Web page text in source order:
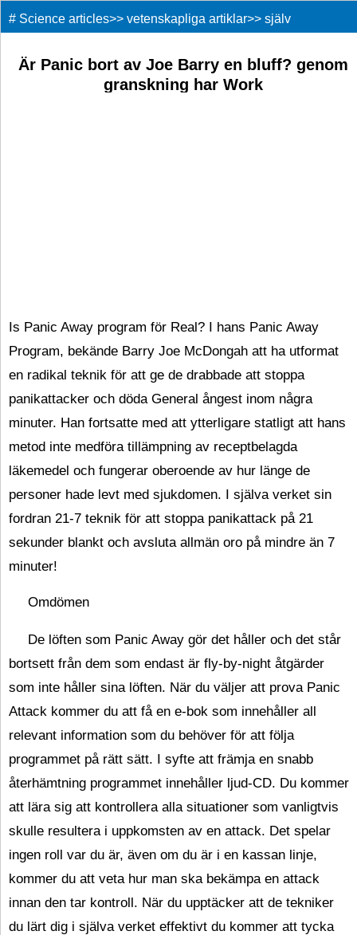
# Science articles>> vetenskapliga artiklar>> själv
Är Panic bort av Joe Barry en bluff? genom
granskning har Work
Is Panic Away program för Real? I hans Panic Away
Program, bekände Barry Joe McDongah att ha utformat
en radikal teknik för att ge de drabbade att stoppa
panikattacker och döda General ångest inom några
minuter. Han fortsatte med att ytterligare statligt att hans
metod inte medföra tillämpning av receptbelagda
läkemedel och fungerar oberoende av hur länge de
personer hade levt med sjukdomen. I själva verket sin
fordran 21-7 teknik för att stoppa panikattack på 21
sekunder blankt och avsluta allmän oro på mindre än 7
minuter!
Omdömen
De löften som Panic Away gör det håller och det står
bortsett från dem som endast är fly-by-night åtgärder
som inte håller sina löften. När du väljer att prova Panic
Attack kommer du att få en e-bok som innehåller all
relevant information som du behöver för att följa
programmet på rätt sätt. I syfte att främja en snabb
återhämtning programmet innehåller ljud-CD. Du kommer
att lära sig att kontrollera alla situationer som vanligtvis
skulle resultera i uppkomsten av en attack. Det spelar
ingen roll var du är, även om du är i en kassan linje,
kommer du att veta hur man ska bekämpa en attack
innan den tar kontroll. När du upptäcker att de tekniker
du lärt dig i själva verket effektivt du kommer att tycka